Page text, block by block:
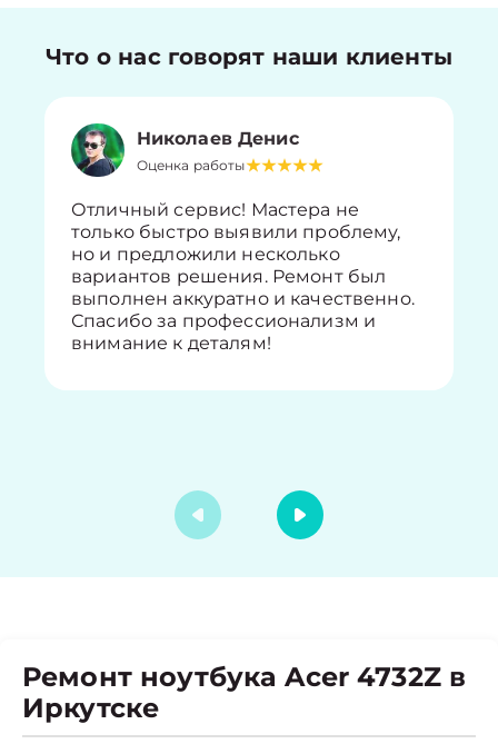
Что о нас говорят наши клиенты
Николаев Денис
Оценка работы
Отличный сервис! Мастера не
только быстро выявили проблему,
но и предложили несколько
вариантов решения. Ремонт был
выполнен аккуратно и качественно.
Спасибо за профессионализм и
внимание к деталям!
Ремонт ноутбука Acer 4732Z в
Иркутске